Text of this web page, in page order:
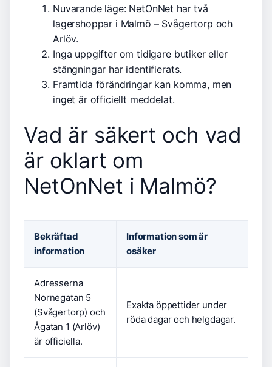
Nuvarande läge: NetOnNet har två
lagershoppar i Malmö – Svågertorp och
Arlöv.
Inga uppgifter om tidigare butiker eller
stängningar har identifierats.
Framtida förändringar kan komma, men
inget är officiellt meddelat.
Vad är säkert och vad
är oklart om
NetOnNet i Malmö?
Bekräftad
information
Information som är
osäker
Adresserna
Nornegatan 5
(Svågertorp) och
Ågatan 1 (Arlöv)
är officiella.
Exakta öppettider under
röda dagar och helgdagar.